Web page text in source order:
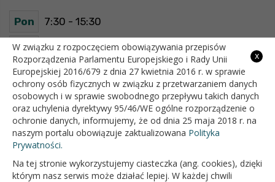
Pon 7:30 - 15:30
Wt 7:30 - 15:30
Śr 7:30 - 15:30
Czw 7:30 - 15:30
Pt 7:30 - 15:30
OFICJALNY SERWIS INTERNETOWY GMINY BIAŁOPOLE
x
W związku z rozpoczęciem obowiązywania przepisów
Rozporządzenia Parlamentu Europejskiego i Rady Unii
Europejskiej 2016/679 z dnia 27 kwietnia 2016 r. w sprawie
ochrony osób fizycznych w związku z przetwarzaniem danych
osobowych i w sprawie swobodnego przepływu takich danych
oraz uchylenia dyrektywy 95/46/WE ogólne rozporządzenie o
ochronie danych, informujemy, że od dnia 25 maja 2018 r. na
naszym portalu obowiązuje zaktualizowana Polityka
Prywatności.
Na tej stronie wykorzystujemy ciasteczka (ang. cookies), dzięki
którym nasz serwis może działać lepiej. W każdej chwili